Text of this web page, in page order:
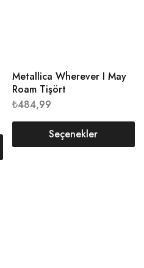
Metallica Wherever I May
Roam Tişört
₺484,99
Seçenekler